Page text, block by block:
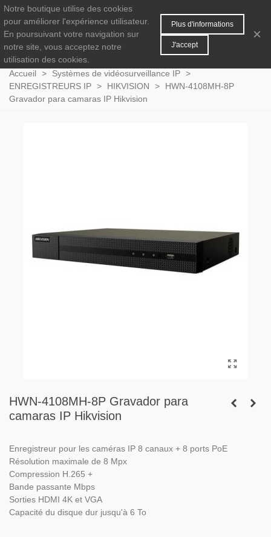
0 MENU
Accueil > Systèmes de vidéosurveillance IP >
ENREGISTREURS IP > HIKVISION >
HWN-4108MH-8P
Gravador para camaras IP Hikvision
HWN-4108MH-8P Gravador para
camaras IP Hikvision
Enregistreur pour les caméras IP 8 canaux + 8 ports PoE
Résolution maximale de 8 Mpx
Compression H.265 +
Bande passante Mbps
Sorties HDMI 4K et VGA
Capacité du disque dur jusqu'à 6 To
Notre boutique utilise des cookies
pour améliorer l'expérience utilisateur.
En poursuivant votre navigation sur
notre site, vous acceptez notre
utilisation des cookies.
Plus d'informations
J'accept
×